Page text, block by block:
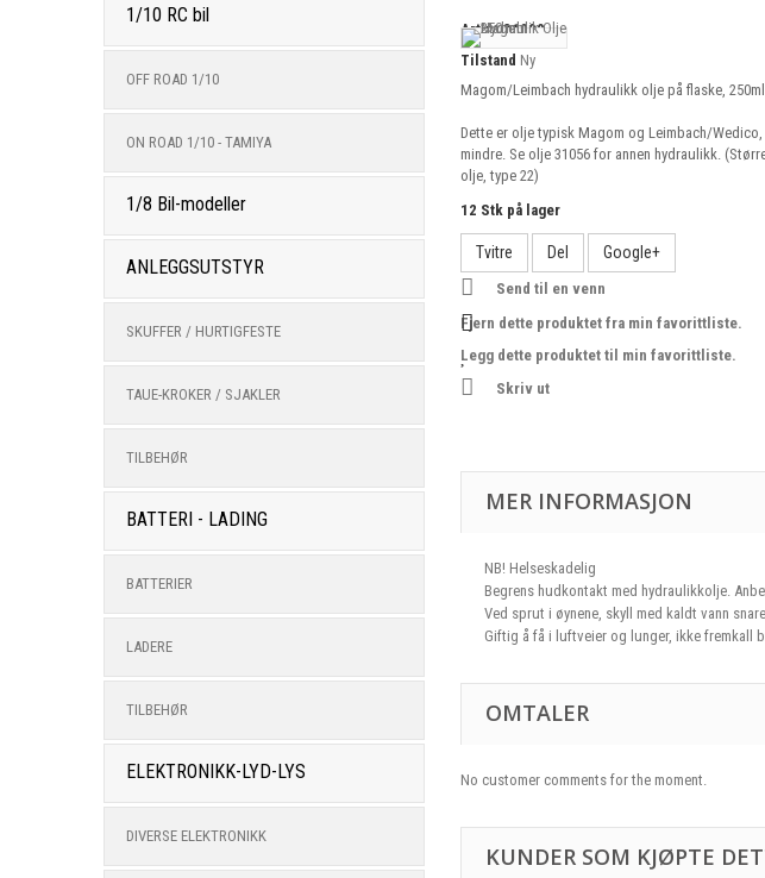
1/10 RC bil
OFF ROAD 1/10
ON ROAD 1/10 - TAMIYA
1/8 Bil-modeller
ANLEGGSUTSTYR
SKUFFER / HURTIGFESTE
TAUE-KROKER / SJAKLER
TILBEHØR
BATTERI - LADING
BATTERIER
LADERE
TILBEHØR
ELEKTRONIKK-LYD-LYS
DIVERSE ELEKTRONIKK
Art.nr 31000
Tilstand Ny
Magom/Leimbach hydraulikk olje på flaske,
Dette er olje typisk Magom og Leimbach/
mindre. Se olje 31056 for annen hydraulikk.
olje, type 22)
12 Stk på lager
Tvitre Del Google+
Send til en venn
Fjern dette produktet fra min favorittliste.
Legg dette produktet til min favorittliste.
Skriv ut
MER INFORMASJON
NB! Helseskadelig
Begrens hudkontakt med hydraulikkolje.
Ved sprut i øynene, skyll med kaldt vann
Giftig å få i luftveier og lunger, ikke fremkall
OMTALER
No customer comments for the moment.
KUNDER SOM KJØPTE